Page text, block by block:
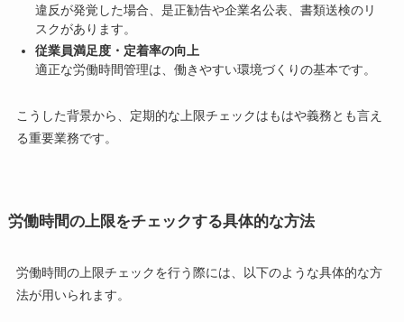
違反が発覚した場合、是正勧告や企業名公表、書類送検のリ
スクがあります。
従業員満足度・定着率の向上
適正な労働時間管理は、働きやすい環境づくりの基本です。
こうした背景から、定期的な上限チェックはもはや義務とも言え
る重要業務です。
労働時間の上限をチェックする具体的な方法
労働時間の上限チェックを行う際には、以下のような具体的な方
法が用いられます。